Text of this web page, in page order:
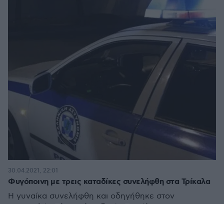
Φυγόποινη με τρεις καταδίκες συνελήφθη στα Τρίκαλα
Η γυναίκα συνελήφθη και οδηγήθηκε στον
30.04.2021, 22:01